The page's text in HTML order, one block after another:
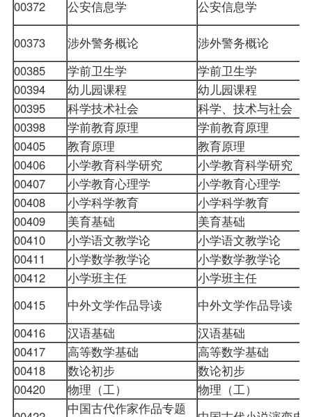
00372 公安信息学 公安信息学
00373 涉外警务概论 涉外警务概论
00385
学前卫生学 学前卫生学
00394
幼儿园课程 幼儿园课程
00395
科学技术社会 科学、技术与社会
00398
学前教育原理 学前教育原理
00405
教育原理 教育原理
00406
小学教育科学研究 小学教育科学研究
00407
小学教育心理学 小学教育心理学
00408
小学科学教育 小学科学教育
00409
美育基础 美育基础
00410
小学语文教学论 小学语文教学论
00411
小学数学教学论 小学数学教学论
00412
小学班主任 小学班主任
00415
中外文学作品导读 中外文学作品导读
00416
汉语基础 汉语基础
00417
高等数学基础 高等数学基础
00418
数论初步 数论初步
00420
物理（工） 物理（工）
中国古代作家作品专题